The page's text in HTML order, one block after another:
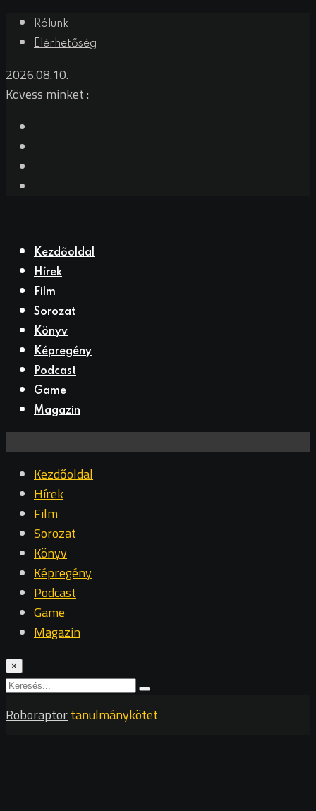
Rólunk
Elérhetőség
2026.08.10.
Kövess minket :
Kezdőoldal
Hírek
Film
Sorozat
Könyv
Képregény
Podcast
Game
Magazin
Kezdőoldal
Hírek
Film
Sorozat
Könyv
Képregény
Podcast
Game
Magazin
×
Roboraptortanulmánykötet